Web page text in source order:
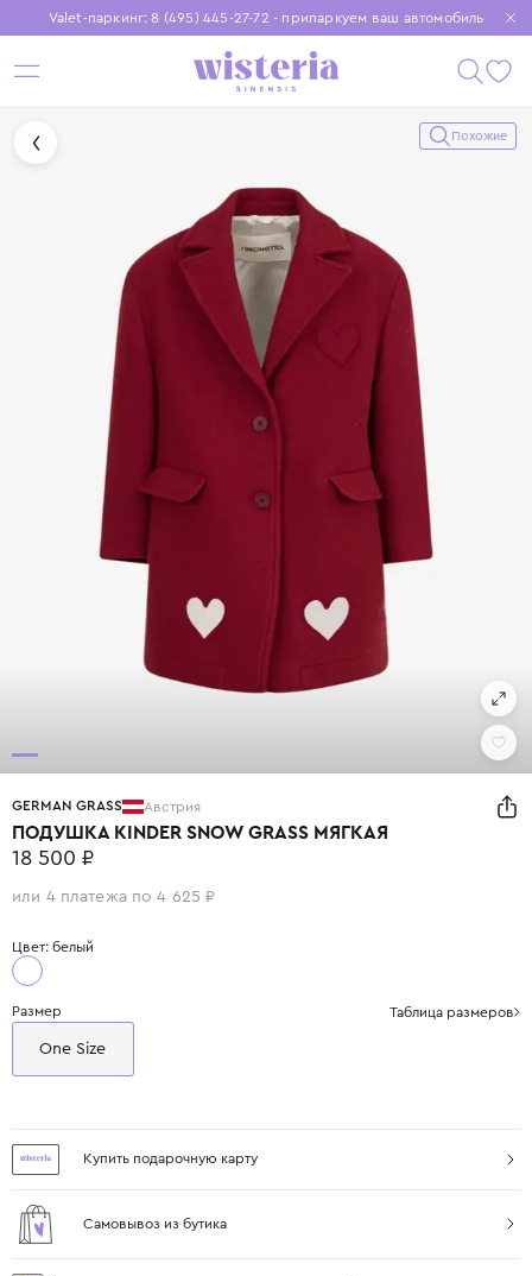
Valet-паркинг: 8 (495) 445-27-72 - припаркуем ваш автомобиль
Бесплатная доставка при заказе от 15 000 ₽
Установите приложение, чтобы покупки были еще удобнее
Похожие
GERMAN GRASS Австрия
ПОДУШКА KINDER SNOW GRASS МЯГКАЯ
18 500 ₽
или 4 платежа по 4 625 ₽
Цвет: белый
Размер Таблица размеров
One Size
Купить подарочную карту
Самовывоз из бутика